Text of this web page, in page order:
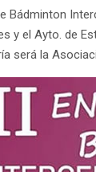
Bádminton
y el Ayto. de
será la